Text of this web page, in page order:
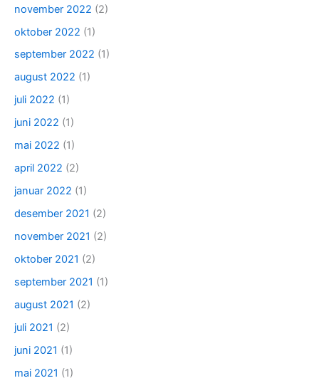
november 2022 (2)
oktober 2022 (1)
september 2022 (1)
august 2022 (1)
juli 2022 (1)
juni 2022 (1)
mai 2022 (1)
april 2022 (2)
januar 2022 (1)
desember 2021 (2)
november 2021 (2)
oktober 2021 (2)
september 2021 (1)
august 2021 (2)
juli 2021 (2)
juni 2021 (1)
mai 2021 (1)